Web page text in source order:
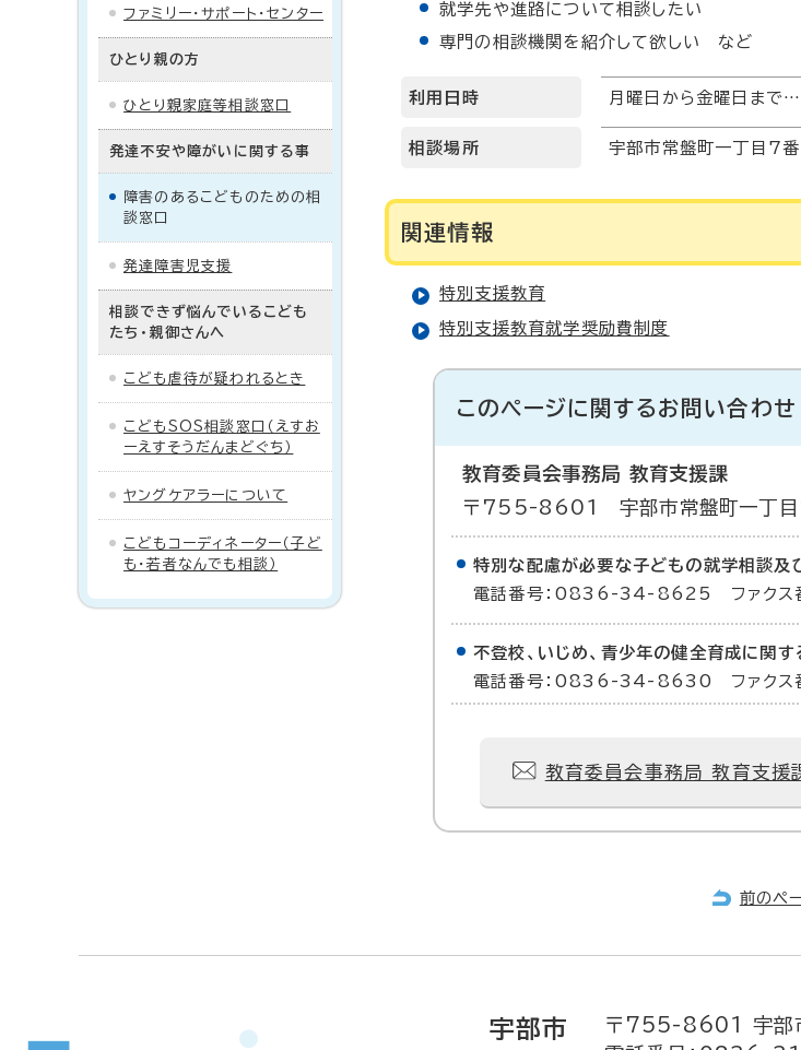
就学先や進路について相談したい
専門の相談機関を紹介して欲しい など
利用日時 月曜日から金曜日まで
相談場所 宇部市常盤町一丁目7
関連情報
特別支援教育
特別支援教育就学奨励費制度
このページに関するお問い合わせ
教育委員会事務局 教育支援課
〒755-8601 宇部市常盤町一丁目
特別な配慮が必要な子どもの就学相談及
電話番号：0836-34-8625 ファク
不登校、いじめ、青少年の健全育成に関す
電話番号：0836-34-8630 ファク
教育委員会事務局 教育支援
ファミリー・サポート・センター
ひとり親の方
ひとり親家庭等相談窓口
発達不安や障がいに関する事
障害のあるこどものための相
談窓口
発達障害児支援
相談できず悩んでいるこども
たち・親御さんへ
こども虐待が疑われるとき
こどもSOS相談窓口（えすお
ーえすそうだんまどぐち）
ヤングケアラーについて
こどもコーディネーター（子ど
も・若者なんでも相談）
前のペ
宇部市 〒755-8601 宇部